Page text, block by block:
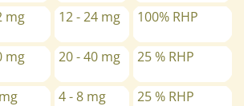
mg 12 - 24 mg 100% RHP
mg 20 - 40 mg 25 % RHP
4 - 8 mg 25 % RHP